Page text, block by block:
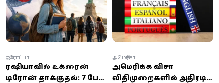
அவசியம் ஏன்?
ரஷியாவில் உக்ரைன்
டிரோன் தாக்குதல்: 7 பேர்
ஐரோப்பா
அமெரிக்க விசா
விதிமுறைகளில் அதிரடி
அமெரிக்கா